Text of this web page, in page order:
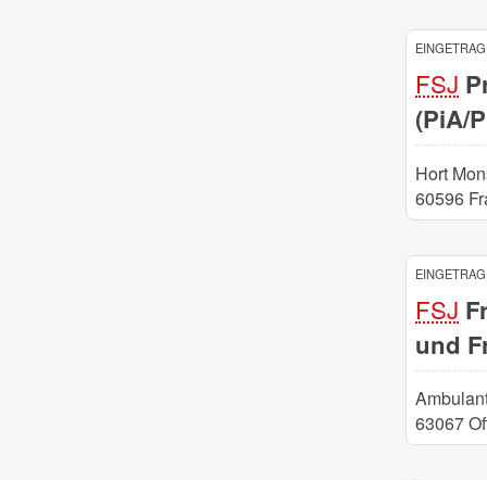
FSJ
(PiA/
Hort
60596
FSJ
und
63067